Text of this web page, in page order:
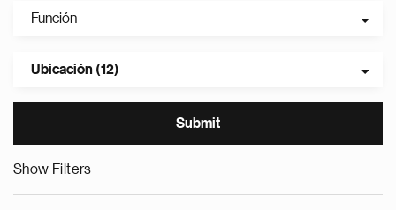
Función
Ubicación (12)
Show Filters